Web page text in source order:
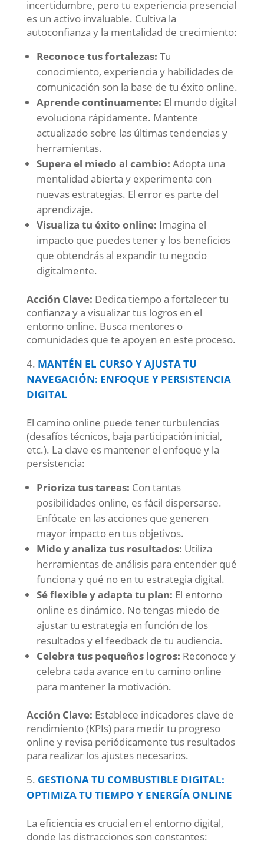
incertidumbre, pero tu experiencia presencial
es un activo invaluable. Cultiva la
autoconfianza y la mentalidad de crecimiento:
Reconoce tus fortalezas: Tu
conocimiento, experiencia y habilidades de
comunicación son la base de tu éxito online.
Aprende continuamente: El mundo digital
evoluciona rápidamente. Mantente
actualizado sobre las últimas tendencias y
herramientas.
Supera el miedo al cambio: Adopta una
mentalidad abierta y experimenta con
nuevas estrategias. El error es parte del
aprendizaje.
Visualiza tu éxito online: Imagina el
impacto que puedes tener y los beneficios
que obtendrás al expandir tu negocio
digitalmente.
Acción Clave: Dedica tiempo a fortalecer tu
confianza y a visualizar tus logros en el
entorno online. Busca mentores o
comunidades que te apoyen en este proceso.
MANTÉN EL CURSO Y AJUSTA TU
NAVEGACIÓN: ENFOQUE Y PERSISTENCIA
DIGITAL
El camino online puede tener turbulencias
(desafíos técnicos, baja participación inicial,
etc.). La clave es mantener el enfoque y la
persistencia:
Prioriza tus tareas: Con tantas
posibilidades online, es fácil dispersarse.
Enfócate en las acciones que generen
mayor impacto en tus objetivos.
Mide y analiza tus resultados: Utiliza
herramientas de análisis para entender qué
funciona y qué no en tu estrategia digital.
Sé flexible y adapta tu plan: El entorno
online es dinámico. No tengas miedo de
ajustar tu estrategia en función de los
resultados y el feedback de tu audiencia.
Celebra tus pequeños logros: Reconoce y
celebra cada avance en tu camino online
para mantener la motivación.
Acción Clave: Establece indicadores clave de
rendimiento (KPIs) para medir tu progreso
online y revisa periódicamente tus resultados
para realizar los ajustes necesarios.
GESTIONA TU COMBUSTIBLE DIGITAL:
OPTIMIZA TU TIEMPO Y ENERGÍA ONLINE
La eficiencia es crucial en el entorno digital,
donde las distracciones son constantes: